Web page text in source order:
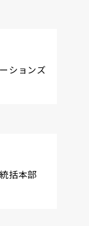
ションズ​
括本部​